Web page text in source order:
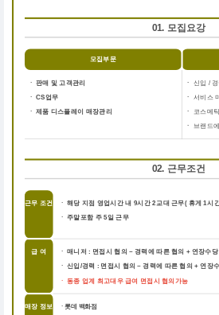
01. 모집요강
모집부문
ㆍ 판매 및 고객관리
ㆍ CS업무
ㆍ 제품 디스플레이 매장관리
ㆍ 신입 /
ㆍ
서비스
ㆍ
코스메
ㆍ
브랜드
02. 근무조건
근무 조건
ㆍ 해당 지점 영업시간 내 9시간 2교대 근무( 휴게 1시
ㆍ 주말포함 주 5일 근무
급 여
ㆍ 매니저 : 면접시 협의 ~ 경력에 따른 협의 + 연장수
ㆍ 신입/경력 : 면접시 협의 ~ 경력에 따른 협의 + 연장
ㆍ 동종 업계 최고대우 급여 면접시 협의가능
매장 정보 ㆍ롯데 백화점